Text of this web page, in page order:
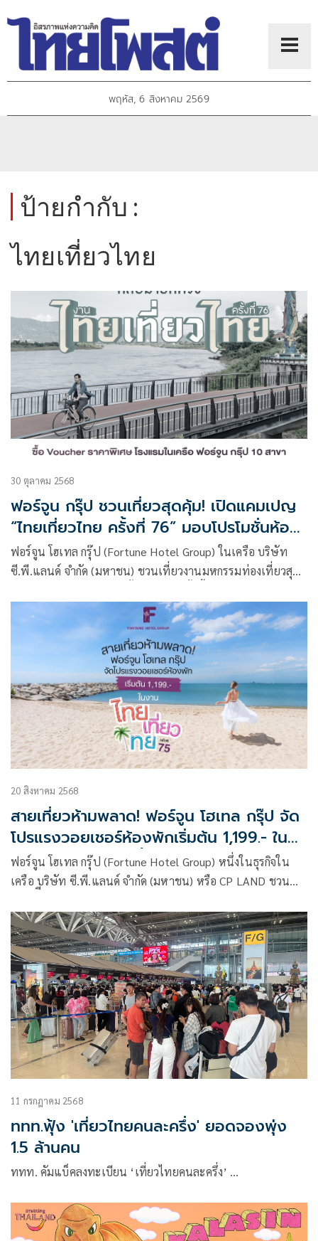
พฤหัส, 6 สิงหาคม 2569
ป้ายกำกับ :
ไทยเที่ยวไทย
30 ตุลาคม 2568
ฟอร์จูน กรุ๊ป ชวนเที่ยวสุดคุ้ม! เปิดแคมเปญ
“ไทยเที่ยวไทย ครั้งที่ 76” มอบโปรโมชั่นห้อง
พักสุดว้าวกว่า 10 โรงแรมทั่วไทย
ฟอร์จูน โฮเทล กรุ๊ป (Fortune Hotel Group) ในเครือ บริษัท
ซี.พี.แลนด์ จำกัด (มหาชน) ชวนเที่ยวงานมหกรรมท่องเที่ยวสุด
กรุ๊ป (Fortune Group Hotels) ขนข้อเสนอสุดพิเศษมามอบให้
สายเที่ยวทั่วไทย กับ Voucher ห้องพักราคาสุดคุ้มกว่า 10 สาขา
ทั่วประเทศ ให้คุณเลือกพักได้อย่างอิสระ ทั้งภูเขา ทะเล แม่น้ำ
20 สิงหาคม 2568
สายเที่ยวห้ามพลาด! ฟอร์จูน โฮเทล กรุ๊ป จัด
โปรแรงวอยเชอร์ห้องพักเริ่มต้น 1,199.- ใน
งานไทยเที่ยวไทย ครั้งที่ 75
ฟอร์จูน โฮเทล กรุ๊ป (Fortune Hotel Group) หนึ่งในธุรกิจใน
เครือ บริษัท ซี.พี.แลนด์ จำกัด (มหาชน) หรือ CP LAND ชวน
โรงแรมทั่วไทย ภายในงาน “
11 กรกฎาคม 2568
ททท.ฟุ้ง 'เที่ยวไทยคนละครึ่ง' ยอดจองพุ่ง
1.5 ล้านคน
ททท. คัมแบ็คลงทะเบียน ‘เที่ยวไทยคนละครึ่ง’ …